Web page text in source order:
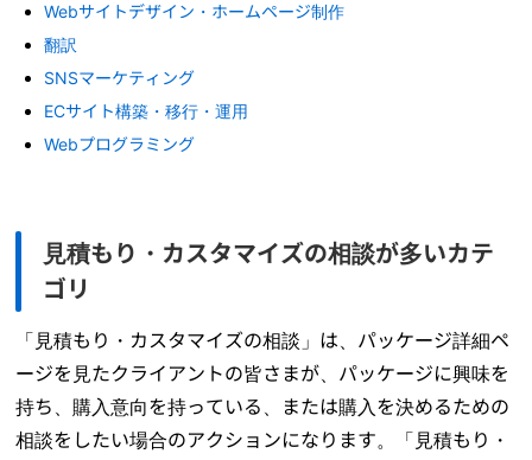
Webサイトデザイン・ホームページ制作
翻訳
SNSマーケティング
ECサイト構築・移行・運用
Webプログラミング
見積もり・カスタマイズの相談が多いカテ
ゴリ
「見積もり・カスタマイズの相談」は、パッケージ詳細ペ
ージを見たクライアントの皆さまが、パッケージに興味を
持ち、購入意向を持っている、または購入を決めるための
相談をしたい場合のアクションになります。「見積もり・